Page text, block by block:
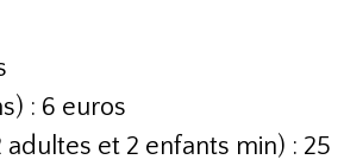
: 6 euros
et 2 enfants min) : 25